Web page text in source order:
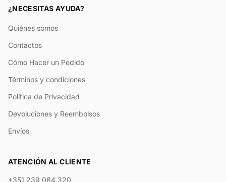
¿NECESITAS AYUDA?
Quiénes somos
Contactos
Cómo Hacer un Pedido
Términos y condiciones
Política de Privacidad
Devoluciones y Reembolsos
Envíos
ATENCIÓN AL CLIENTE
+351 239 084 320